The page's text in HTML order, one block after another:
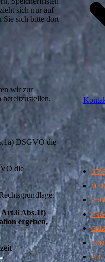
sich nur auf
Sie sich bitte dort
wir zur
DSGVO die
die
Abs.1f)
ergeben,